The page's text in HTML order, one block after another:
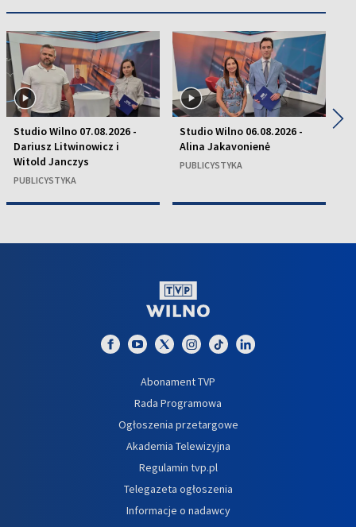
Studio Wilno 07.08.2026 -
Dariusz Litwinowicz i
Witold Janczys
PUBLICYSTYKA
Studio Wilno 06.08.2026 -
Alina Jakavonienė
PUBLICYSTYKA
▶
Abonament TVP
Rada Programowa
Ogłoszenia przetargowe
Akademia Telewizyjna
Regulamin tvp.pl
Telegazeta ogłoszenia
Informacje o nadawcy